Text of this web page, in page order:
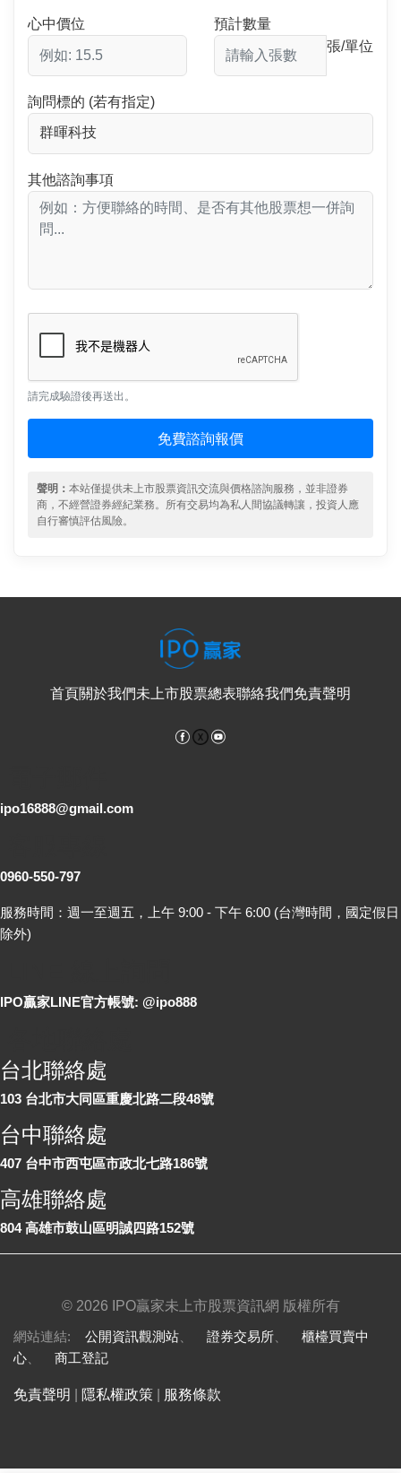
心中價位
預計數量
張/單位
詢問標的 (若有指定)
其他諮詢事項
請完成驗證後再送出。
免費諮詢報價
聲明： 本站僅提供未上市股票資訊交流與價格諮詢服務，並非證券
商，不經營證券經紀業務。所有交易均為私人間協議轉讓，投資人應
自行審慎評估風險。
首頁關於我們未上市股票總表聯絡我們免責聲明
Facebook
ipo16888@gmail.com
0960-550-797
服務時間：週一至週五，上午 9:00 - 下午 6:00 (台灣時間，國定假日
除外)
IPO贏家LINE官方帳號: @ipo888
台北聯絡處
103 台北市大同區重慶北路二段48號
台中聯絡處
407 台中市西屯區市政北七路186號
高雄聯絡處
804 高雄市鼓山區明誠四路152號
© 2026 IPO贏家未上市股票資訊網 版權所有
網站連結: 公開資訊觀測站 證券交易所
櫃檯買賣中
心
商工登記
免責聲明 隱私權政策 服務條款